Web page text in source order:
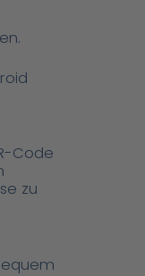
Code
zu